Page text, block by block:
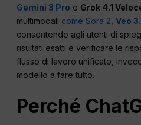
Gemini 3 Pro e Grok 4.1
multimodali come Sora 2,Veo
consentendo agli utenti di
risultati esatti e verificare le
flusso di lavoro unificato,
modello a fare tutto.
Perché